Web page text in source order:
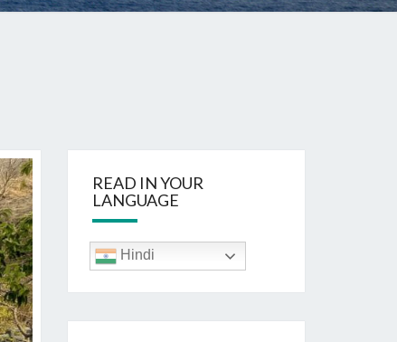
READ IN YOUR
LANGUAGE
Hindi